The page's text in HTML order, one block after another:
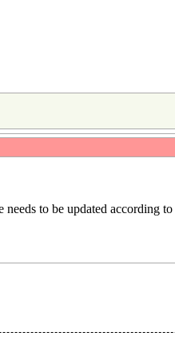
needs to be updated according to